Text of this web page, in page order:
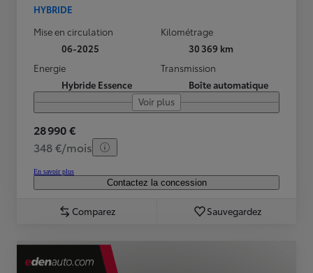
HYBRIDE
Mise en circulation
06-2025
Kilométrage
30 369 km
Energie
Hybride Essence
Transmission
Boîte automatique
Voir plus
28 990 €
348 €/mois
En savoir plus
Contactez la concession
Comparez Sauvegardez